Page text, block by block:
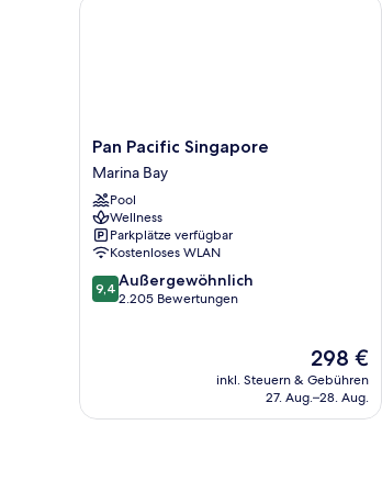
Pan
Pacific
Singapore
Marina
Bay
Pan Pacific Singapore
Marina Bay
Pool
Wellness
Parkplätze verfügbar
Kostenloses WLAN
9.4
von
9,4 Außergewöhnlich
2.205 Bewertungen
Der
Preis
beträgt
298 €
inkl. Steuern & Gebühren
27. Aug.–28. Aug.